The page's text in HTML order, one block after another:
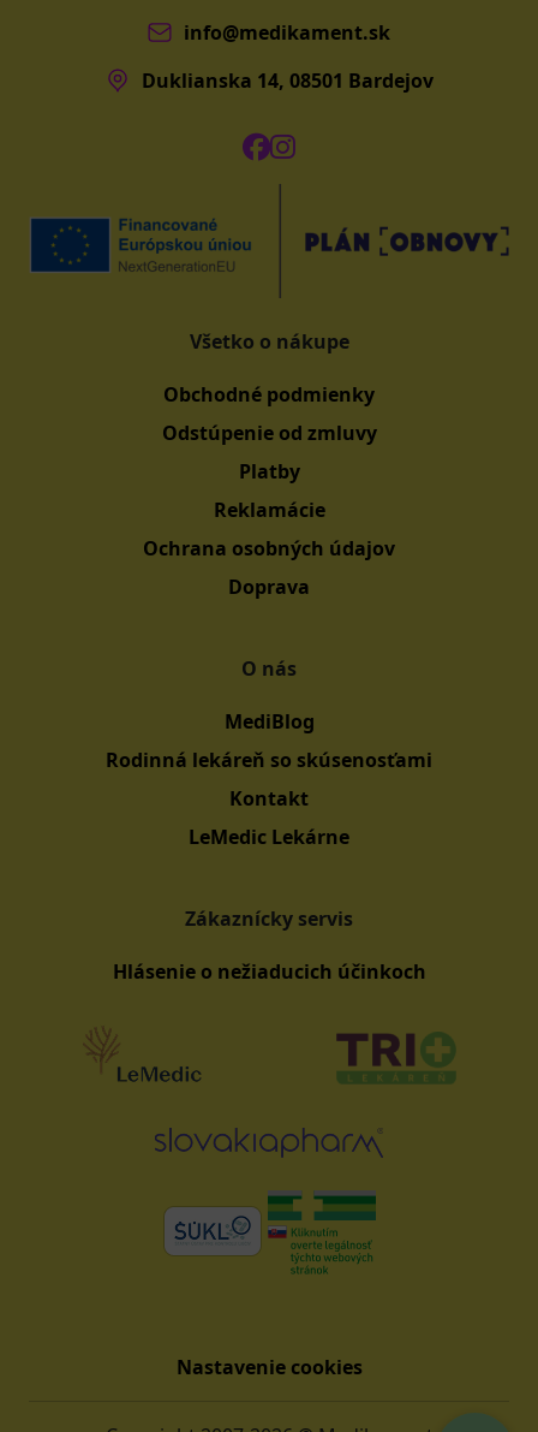
info@medikament.sk
Duklianska 14, 08501 Bardejov
Všetko o nákupe
Obchodné podmienky
Odstúpenie od zmluvy
Platby
Reklamácie
Ochrana osobných údajov
Doprava
O nás
MediBlog
Rodinná lekáreň so skúsenosťami
Kontakt
LeMedic Lekárne
Zákaznícky servis
Hlásenie o nežiaducich účinkoch
Nastavenie cookies